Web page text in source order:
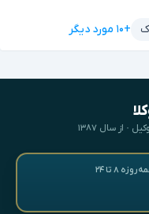
+۱۰ مورد دیگر
· از سال ۱۳۸۷
۸ تا ۲۴